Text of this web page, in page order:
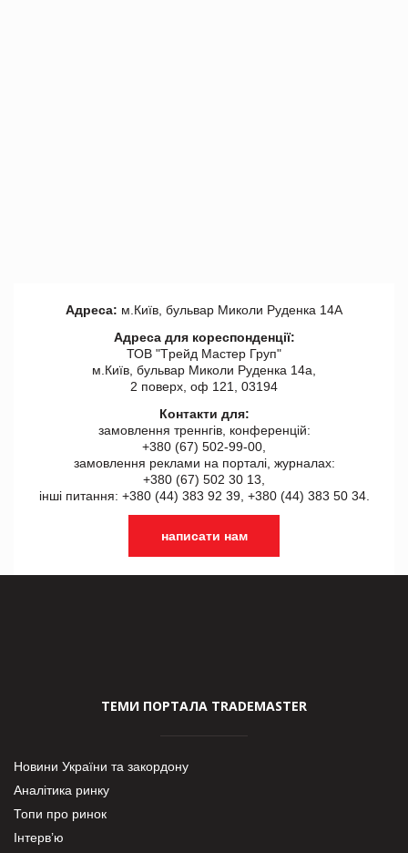
Адреса: м.Київ, бульвар Миколи Руденка 14А
Адреса для кореспонденції:
ТОВ "Tрейд Мастер Груп"
м.Київ, бульвар Миколи Руденка 14а,
2 поверх, оф 121, 03194
Контакти для:
замовлення треннгів, конференцій:
+380 (67) 502-99-00,
замовлення реклами на порталі, журналах:
+380 (67) 502 30 13,
інші питання: +380 (44) 383 92 39, +380 (44) 383 50 34.
написати нам
ТЕМИ ПОРТАЛА TRADEMASTER
Новини України та закордону
Аналітика ринку
Топи про ринок
Інтерв’ю